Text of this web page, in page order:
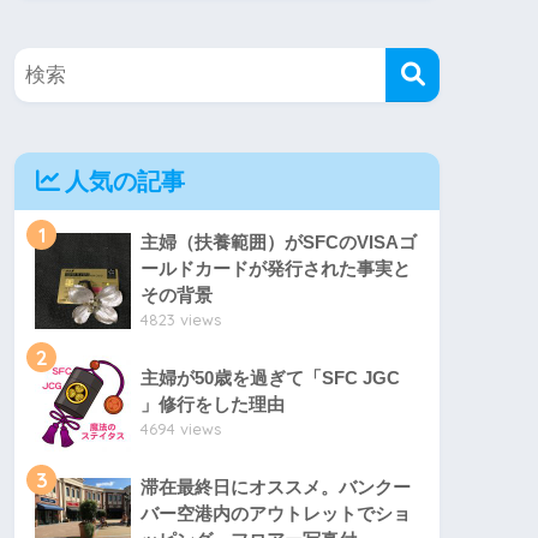
人気の記事
1
主婦（扶養範囲）がSFCのVISAゴ
ールドカードが発行された事実と
その背景
4823 views
2
主婦が50歳を過ぎて「SFC JGC
」修行をした理由
4694 views
3
滞在最終日にオススメ。バンクー
バー空港内のアウトレットでショ